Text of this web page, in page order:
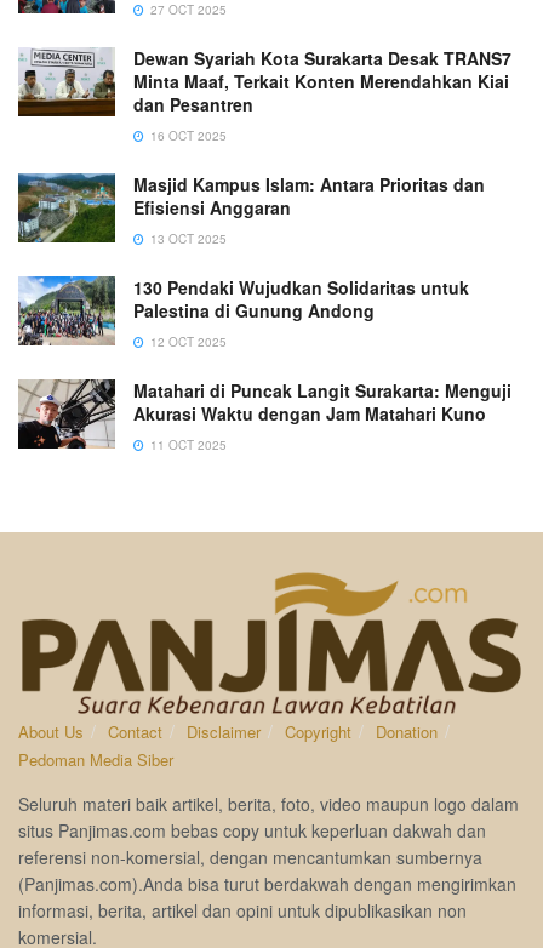
27 OCT 2025
Dewan Syariah Kota Surakarta Desak TRANS7
Minta Maaf, Terkait Konten Merendahkan Kiai
dan Pesantren
16 OCT 2025
Masjid Kampus Islam: Antara Prioritas dan
Efisiensi Anggaran
13 OCT 2025
130 Pendaki Wujudkan Solidaritas untuk
Palestina di Gunung Andong
12 OCT 2025
Matahari di Puncak Langit Surakarta: Menguji
Akurasi Waktu dengan Jam Matahari Kuno
11 OCT 2025
About Us Contact Disclaimer Copyright
Donation
Pedoman Media Siber
Seluruh materi baik artikel, berita, foto, video maupun logo dalam
situs Panjimas.com bebas copy untuk keperluan dakwah dan
referensi non-komersial, dengan mencantumkan sumbernya
(Panjimas.com).Anda bisa turut berdakwah dengan mengirimkan
informasi, berita, artikel dan opini untuk dipublikasikan non
komersial.